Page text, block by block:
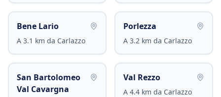
Bene Lario
A 3.1 km da Carlazzo
Porlezza
A 3.2 km da Carlazzo
San Bartolomeo
Val Cavargna
Val Rezzo
A 4.4 km da Carlazzo